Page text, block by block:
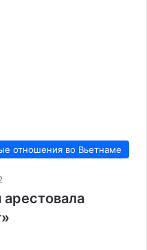
отношения во Вьетнаме